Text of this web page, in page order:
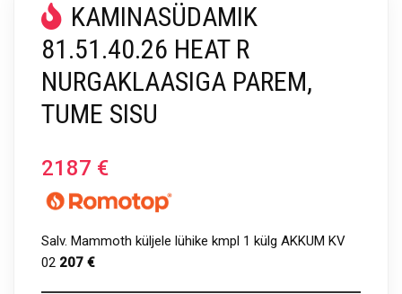
KAMINASÜDAMIK
81.51.40.26 HEAT R
NURGAKLAASIGA PAREM,
TUME SISU
2187 €
Salv. Mammoth küljele lühike kmpl 1 külg AKKUM KV
02 207 €